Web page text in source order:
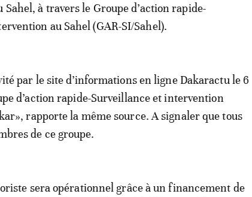
à travers le Groupe d’action rapide-
au Sahel (GAR-SI/Sahel).
par le site d’informations en ligne Dakaractu le 6
d’action rapide-Surveillance et intervention
rapporte la même source. A signaler que tous
de ce groupe.
sera opérationnel grâce à un financement de